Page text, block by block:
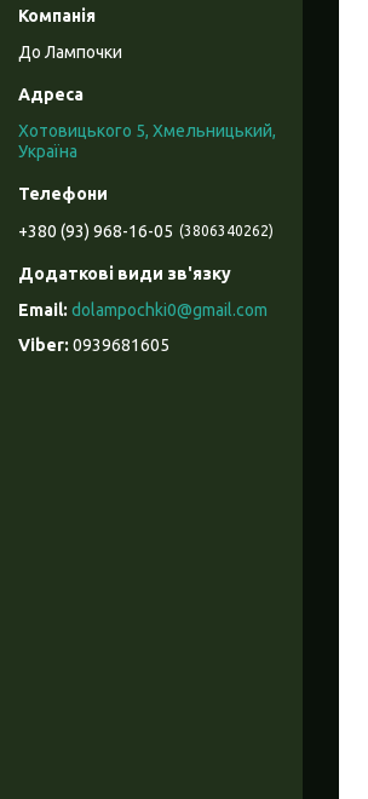
До Лампочки
Хотовицького 5, Хмельницький,
Україна
+380 (93) 968-16-05 3806340262
dolampochki0@gmail.com
0939681605